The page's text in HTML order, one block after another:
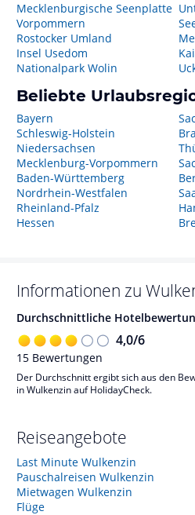
Mecklenburgische Seenplatte
Vorpommern
Rostocker Umland
Insel Usedom
Nationalpark Wolin
Beliebte
Bayern
Schleswig-Holstein
Niedersachsen
Mecklenburg-Vorpommern
Baden-Württemberg
Nordrhein-Westfalen
Rheinland-Pfalz
Hessen
Informationen zu
Durchschnittliche
4,0/6
15 Bewertungen
Der Durchschnitt ergibt sich aus den
in Wulkenzin auf HolidayCheck.
Reiseangebote
Last Minute Wulkenzin
Pauschalreisen Wulkenzin
Mietwagen Wulkenzin
Flüge